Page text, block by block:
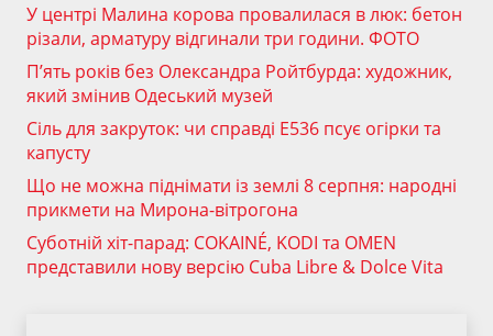
У центрі Малина корова провалилася в люк: бетон
різали, арматуру відгинали три години. ФОТО
П’ять років без Олександра Ройтбурда: художник,
який змінив Одеський музей
Сіль для закруток: чи справді Е536 псує огірки та
капусту
Що не можна піднімати із землі 8 серпня: народні
прикмети на Мирона-вітрогона
Суботній хіт-парад: COKAINÉ, KODI та OMEN
представили нову версію Cuba Libre & Dolce Vita